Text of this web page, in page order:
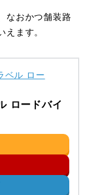
なおかつ舗装路
えます。
ロードバイ